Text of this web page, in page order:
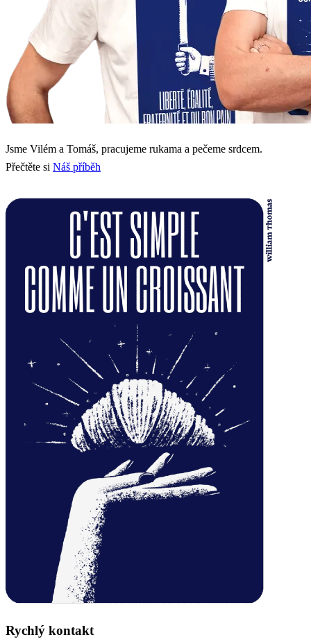
Jsme Vilém a Tomáš, pracujeme rukama a pečeme srdcem.
Přečtěte si Náš příběh
Rychlý kontakt